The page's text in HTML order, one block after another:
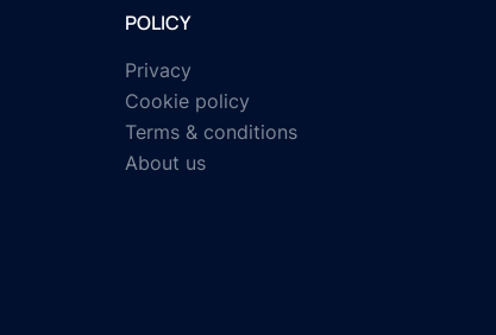
POLICY
Privacy
Cookie policy
Terms & conditions
About us